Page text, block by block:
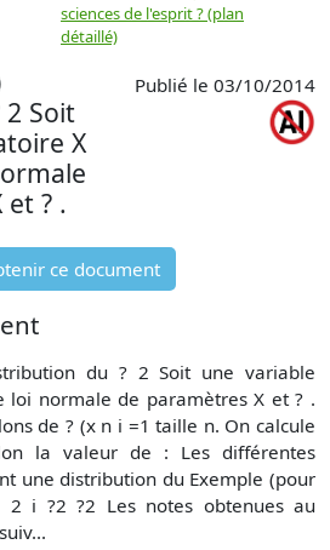
sciences de l'esprit ? (plan
détaillé)
Soit
X
? .
Publié le 03/10/2014
ce document
du ? 2 Soit une variable
loi normale de paramètres X et ? .
de ? (x n i =1 taille n. On calcule
la valeur de : Les différentes
une distribution du Exemple (pour
i ?2 ?2 Les notes obtenues au